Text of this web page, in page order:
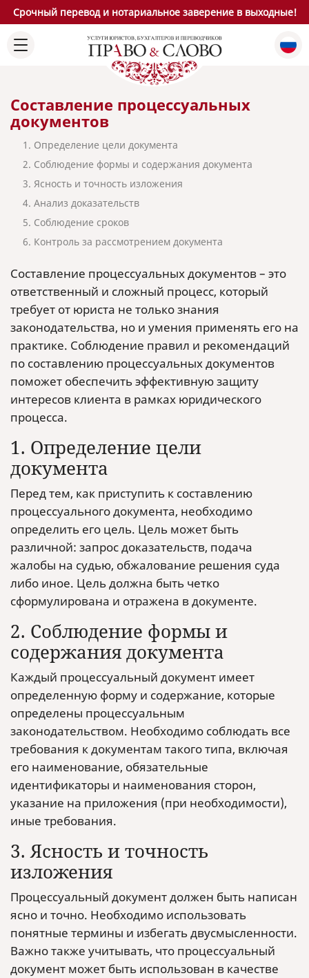
Срочный перевод и нотариальное заверение в выходные!
Составление процессуальных
документов
1. Определение цели документа
2. Соблюдение формы и содержания документа
3. Ясность и точность изложения
4. Анализ доказательств
5. Соблюдение сроков
6. Контроль за рассмотрением документа
Составление процессуальных документов – это
ответственный и сложный процесс, который
требует от юриста не только знания
законодательства, но и умения применять его на
практике. Соблюдение правил и рекомендаций
по составлению процессуальных документов
поможет обеспечить эффективную защиту
интересов клиента в рамках юридического
процесса.
1. Определение цели
документа
Перед тем, как приступить к составлению
процессуального документа, необходимо
определить его цель. Цель может быть
различной: запрос доказательств, подача
жалобы на судью, обжалование решения суда
либо иное. Цель должна быть четко
сформулирована и отражена в документе.
2. Соблюдение формы и
содержания документа
Каждый процессуальный документ имеет
определенную форму и содержание, которые
определены процессуальным
законодательством. Необходимо соблюдать все
требования к документам такого типа, включая
его наименование, обязательные
идентификаторы и наименования сторон,
указание на приложения (при необходимости),
иные требования.
3. Ясность и точность
изложения
Процессуальный документ должен быть написан
ясно и точно. Необходимо использовать
понятные термины и избегать двусмысленности.
Важно также учитывать, что процессуальный
документ может быть использован в качестве